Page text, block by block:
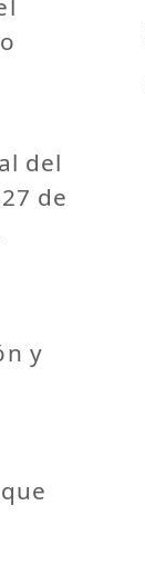
del
de
y